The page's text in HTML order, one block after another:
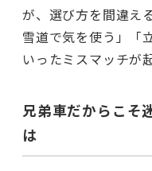
が、選び方を間違え
雪道で気を使う」「
いったミスマッチが
兄弟車だからこそ
は